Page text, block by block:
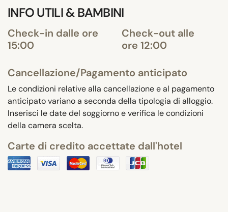
INFO UTILI & BAMBINI
Check-in dalle ore
15:00
Check-out alle
ore 12:00
Cancellazione/Pagamento anticipato
Le condizioni relative alla cancellazione e al pagamento
anticipato variano a seconda della tipologia di alloggio.
Inserisci le date del soggiorno e verifica le condizioni
della camera scelta.
Carte di credito accettate dall'hotel